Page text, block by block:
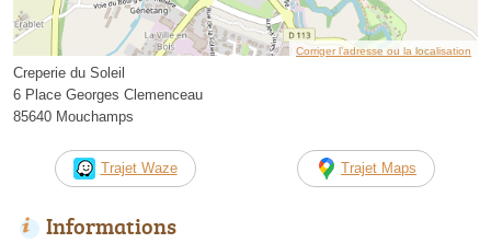
Corriger l’adresse ou la localisation
Creperie du Soleil
6 Place Georges Clemenceau
85640 Mouchamps
Trajet Waze Trajet Maps
Informations